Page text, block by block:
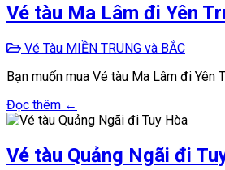
Vé tàu Ma Lâm đi Yên
Vé Tàu MIỀN TRUNG và BẮC
Bạn muốn mua Vé tàu Ma Lâm đi
Đọc thêm ←
Vé tàu Quảng Ngãi đi